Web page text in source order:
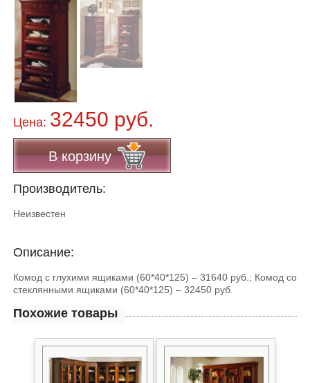
Цена: 32450 руб.
В корзину
Производитель:
Неизвестен
Описание:
Комод с глухими ящиками (60*40*125) – 31640 руб.; Комод со
стеклянными ящиками (60*40*125) – 32450 руб.
Похожие товары